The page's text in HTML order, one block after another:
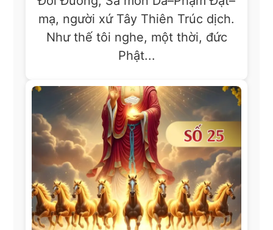
mạ, người xứ Tây Thiên Trúc dịch.
Như thế tôi nghe, một thời, đức
Phật...